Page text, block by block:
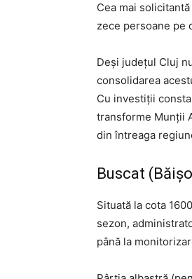
Cea mai
zece persoane pe
Deși județul Cluj
consolidarea
Cu investiții
transforme Munții
din întreaga
Buscat
Situată la cota
sezon,
până la